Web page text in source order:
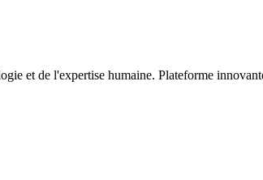
et de l'expertise humaine. Plateforme